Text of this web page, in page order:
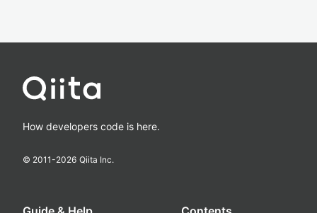
How developers code is here.
© 2011-2026 Qiita Inc.